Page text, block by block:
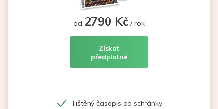
od 2790 Kč / rok
Získat
předplatné
Tištěný časopis do schránky